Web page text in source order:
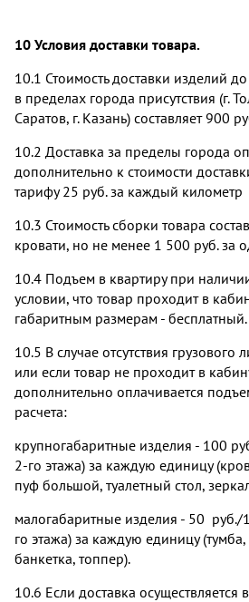
10 Условия доставки товара.
10.1 Стоимость доставки изделий
в пределах города присутствия (г.
Саратов, г. Казань) составляет 900
10.2 Доставка за пределы города
дополнительно к стоимости
тарифу 25 руб. за каждый километр
10.3 Стоимость сборки товара
кровати, но не менее 1 500 руб. за
10.4 Подъем в квартиру при
условии, что товар проходит в
габаритным размерам - бесплатный.
10.5 В случае отсутствия грузового
или если товар не проходит в
дополнительно оплачивается
расчета:
крупногабаритные изделия - 100
2-го этажа) за каждую единицу
пуф большой, туалетный стол,
малогабаритные изделия - 50 руб./
го этажа) за каждую единицу
банкетка, топпер).
10.6 Если доставка осуществляется